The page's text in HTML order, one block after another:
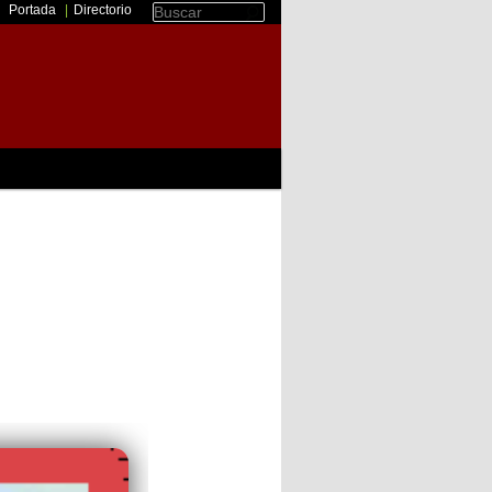
Portada Directorio